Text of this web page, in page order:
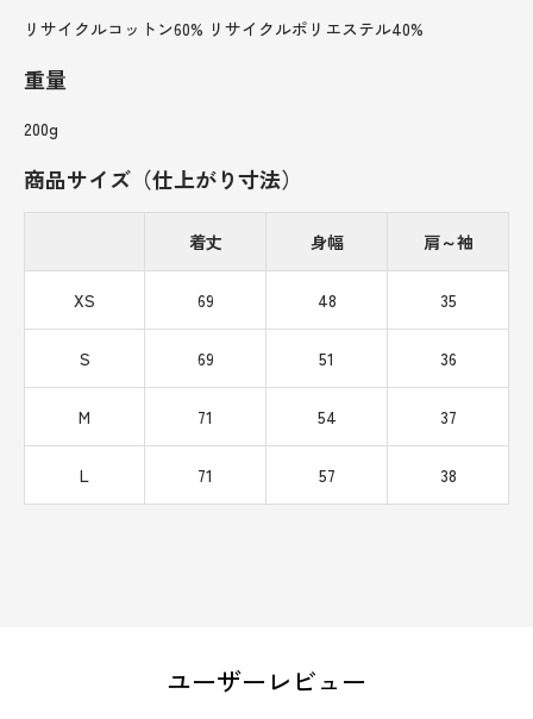
リサイクルコットン60% リサイクルポリエステル40%
重量
200g
商品サイズ（仕上がり寸法）
着丈 身幅 肩～袖
XS 69 48 35
S 69 51 36
M 71 54 37
L 71 57 38
ユーザーレビュー